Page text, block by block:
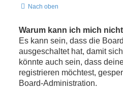
Nach oben
Warum kann ich mich
Es kann sein, dass die
ausgeschaltet hat, damit
könnte auch sein, dass
registrieren möchtest,
Board-Administration.